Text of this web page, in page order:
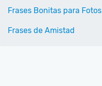
Frases Bonitas para Fotos
Frases de Amistad